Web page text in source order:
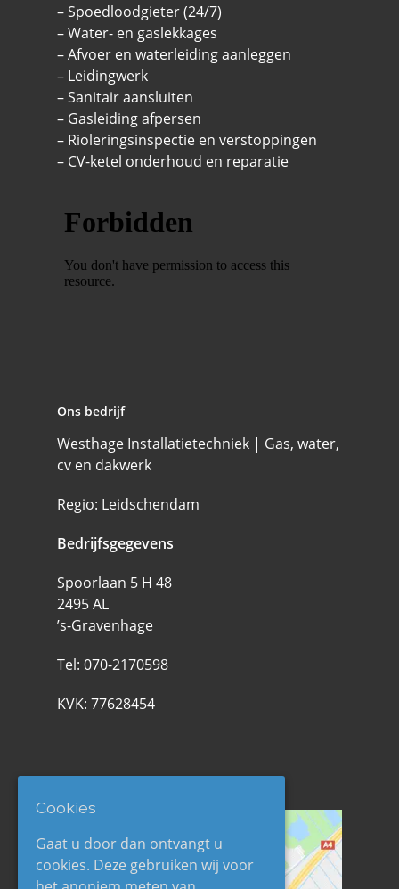
– Spoedloodgieter (24/7)
– Water- en gaslekkages
– Afvoer en waterleiding aanleggen
– Leidingwerk
– Sanitair aansluiten
– Gasleiding afpersen
– Rioleringsinspectie en verstoppingen
– CV-ketel onderhoud en reparatie
Ons bedrijf
Westhage Installatietechniek | Gas, water,
cv en dakwerk
Regio: Leidschendam
Bedrijfsgegevens
Spoorlaan 5 H 48
2495 AL
’s-Gravenhage
Tel: 070-2170598
KVK: 77628454
Cookies
Gaat u door dan ontvangt u
cookies. Deze gebruiken wij voor